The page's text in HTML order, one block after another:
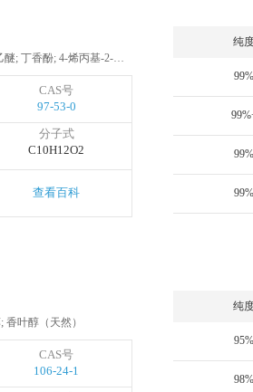
别名: 2-甲氧基-4-烯丙基苯基苯乙醚; 丁香酚; 4-烯丙基-2-甲氧基苯酚; 2-甲氧基-4-丙烯基苯基苯乙醚
CAS号
97-53-0
分子式
C10H12O2
查看百科
纯
99%
99%
99%
香叶醇（天然）
CAS号
106-24-1
纯
95%
98%